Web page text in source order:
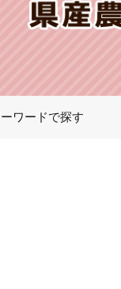
ワードで探す